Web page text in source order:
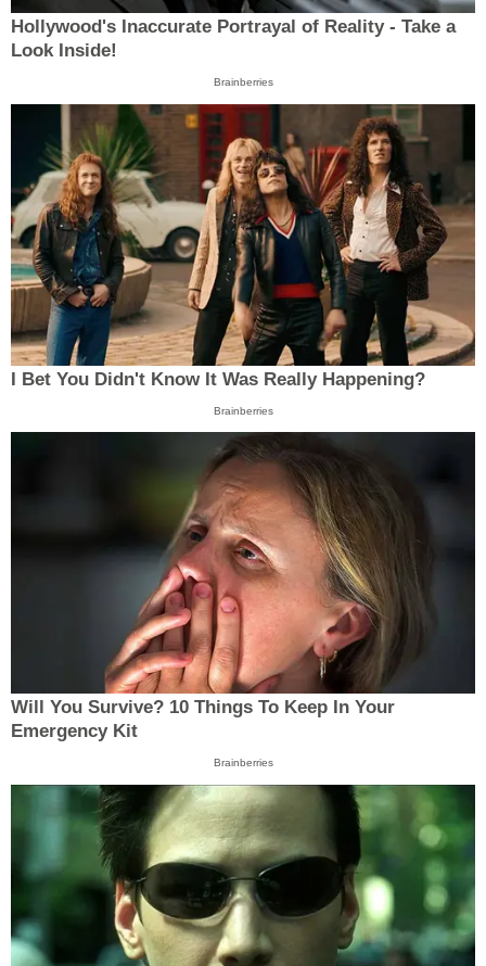
Hollywood's Inaccurate Portrayal of Reality - Take a
Look Inside!
Brainberries
I Bet You Didn't Know It Was Really Happening?
Brainberries
Will You Survive? 10 Things To Keep In Your
Emergency Kit
Brainberries